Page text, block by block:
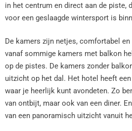
in het centrum en direct aan de piste,
voor een geslaagde wintersport is
De kamers zijn netjes, comfortabel
vanaf sommige kamers met balkon
op de pistes. De kamers zonder
uitzicht op het dal. Het hotel heeft
waar je heerlijk kunt avondeten. Zo
van ontbijt, maar ook van een diner.
van een panoramisch uitzicht vanuit